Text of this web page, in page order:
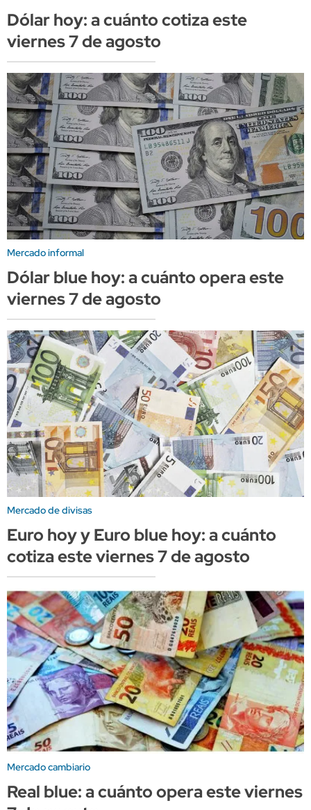
Dólar hoy: a cuánto cotiza este
viernes 7 de agosto
Mercado informal
Dólar blue hoy: a cuánto opera este
viernes 7 de agosto
Mercado de divisas
Euro hoy y Euro blue hoy: a cuánto
cotiza este viernes 7 de agosto
Mercado cambiario
Real blue: a cuánto opera este viernes